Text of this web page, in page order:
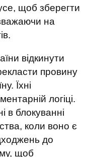
щоб зберегти
на
відкинути
провину
Їхні
логіці.
в блокуванні
коли воно є
до
щоб